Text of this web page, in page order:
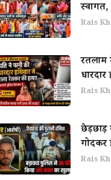
Rais
रतलाम
धारदार
Rais
छेड़छाड़
गोदकर
Rais